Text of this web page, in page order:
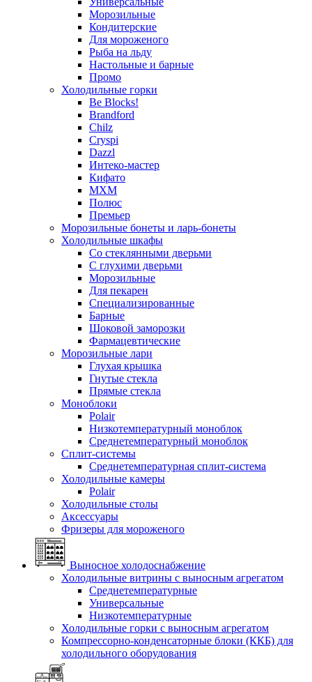
Морозильные
Кондитерские
Для мороженого
Рыба на льду
Настольные и барные
Промо
Холодильные горки
Be Blocks!
Brandford
Chilz
Cryspi
Dazzl
Интеко-мастер
Кифато
МХМ
Полюс
Премьер
Морозильные бонеты и ларь-бонеты
Холодильные шкафы
Со стеклянными дверьми
С глухими дверьми
Морозильные
Для пекарен
Специализированные
Барные
Шоковой заморозки
Фармацевтические
Морозильные лари
Глухая крышка
Гнутые стекла
Прямые стекла
Моноблоки
Polair
Низкотемпературный моноблок
Среднетемпературный моноблок
Сплит-системы
Среднетемпературная сплит-система
Холодильные камеры
Polair
Холодильные столы
Аксессуары
Фризеры для мороженого
Выносное холодоснабжение
Холодильные витрины с выносным агрегатом
Среднетемпературные
Универсальные
Низкотемпературные
Холодильные горки с выносным агрегатом
Компрессорно-конденсаторные блоки (ККБ) для
холодильного оборудования